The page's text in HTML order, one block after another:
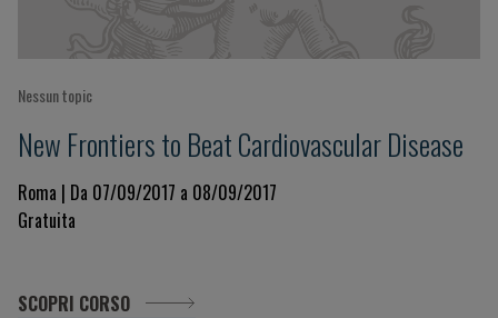
Nessun topic
New Frontiers to Beat Cardiovascular Disease
Roma | Da 07/09/2017 a 08/09/2017
Gratuita
SCOPRI CORSO